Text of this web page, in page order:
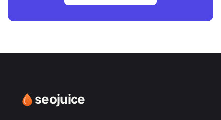
seojuice